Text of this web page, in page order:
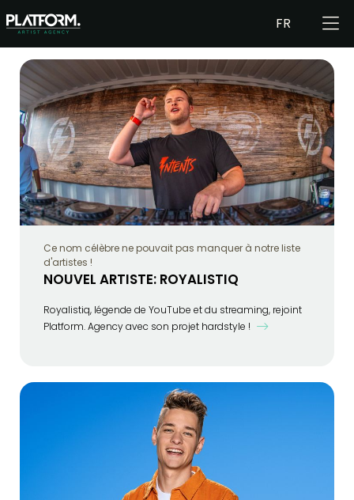
FR
Ce nom célèbre ne pouvait pas manquer à notre liste
d'artistes !
NOUVEL ARTISTE: ROYALISTIQ
Royalistiq, légende de YouTube et du streaming, rejoint
Platform. Agency avec son projet hardstyle !